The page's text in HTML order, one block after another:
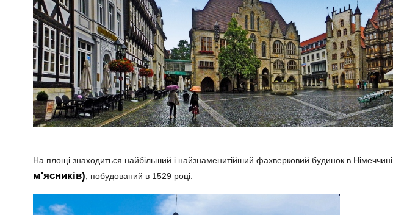
На площі знаходиться найбільший і найзнаменитійший фахверковий будинок в Німеччині
м'ясників) , побудований в 1529 році.